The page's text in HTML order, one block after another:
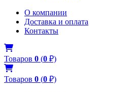
О компании
Доставка и оплата
Контакты
Товаров 0 (0 ₽)
Товаров 0 (0 ₽)